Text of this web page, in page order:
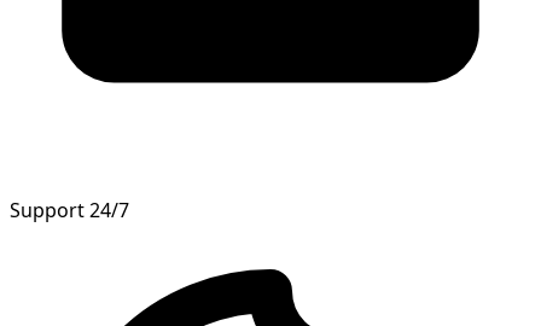
Support 24/7